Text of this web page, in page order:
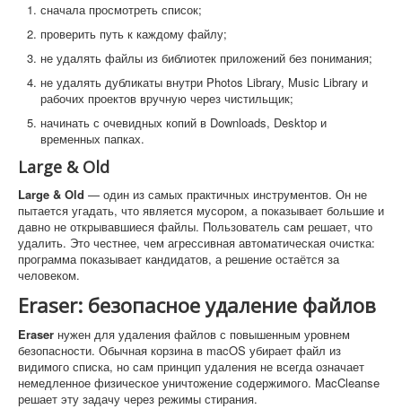
сначала просмотреть список;
проверить путь к каждому файлу;
не удалять файлы из библиотек приложений без понимания;
не удалять дубликаты внутри Photos Library, Music Library и
рабочих проектов вручную через чистильщик;
начинать с очевидных копий в Downloads, Desktop и
временных папках.
Large & Old
Large & Old — один из самых практичных инструментов. Он не
пытается угадать, что является мусором, а показывает большие и
давно не открывавшиеся файлы. Пользователь сам решает, что
удалить. Это честнее, чем агрессивная автоматическая очистка:
программа показывает кандидатов, а решение остаётся за
человеком.
Eraser: безопасное удаление файлов
Eraser нужен для удаления файлов с повышенным уровнем
безопасности. Обычная корзина в macOS убирает файл из
видимого списка, но сам принцип удаления не всегда означает
немедленное физическое уничтожение содержимого. MacCleanse
решает эту задачу через режимы стирания.